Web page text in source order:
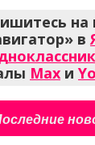
на
в
Max и